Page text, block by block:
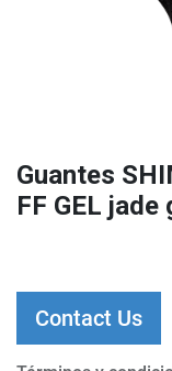
Guantes
FF GEL
Contact Us